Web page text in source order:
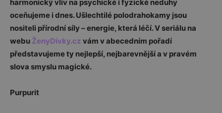
harmonický vliv na psychické i fyzické neduhy
oceňujeme i dnes. Ušlechtilé polodrahokamy jsou
nositeli přírodní síly – energie, která léčí. V seriálu na
webu ŽenyDívky.cz vám v abecedním pořadí
představujeme ty nejlepší, nejbarevnější a v pravém
slova smyslu magické.
Purpurit